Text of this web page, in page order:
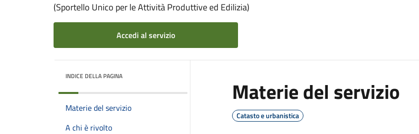
(Sportello Unico per le Attività Produttive ed Edilizia)
Accedi al servizio
INDICE DELLA PAGINA
Materie del servizio
A chi è rivolto
Materie del servizio
Catasto e urbanistica